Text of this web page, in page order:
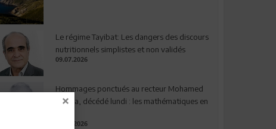
Le régime Tayibat: Les dangers des discours
nutritionnels simplistes et non validés
09.07.2026
Hommages ponctués au recteur Mohamed
Amara, décédé lundi : les mathématiques en
03.08.2026